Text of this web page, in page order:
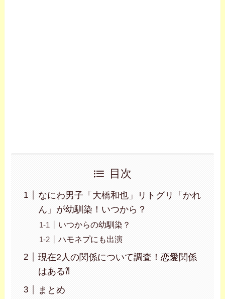
目次
なにわ男子「大橋和也」リトグリ「かれ
ん」が幼馴染！いつから？
いつからの幼馴染？
ハモネプにも出演
現在2人の関係について調査！恋愛関係
はある⁈
まとめ